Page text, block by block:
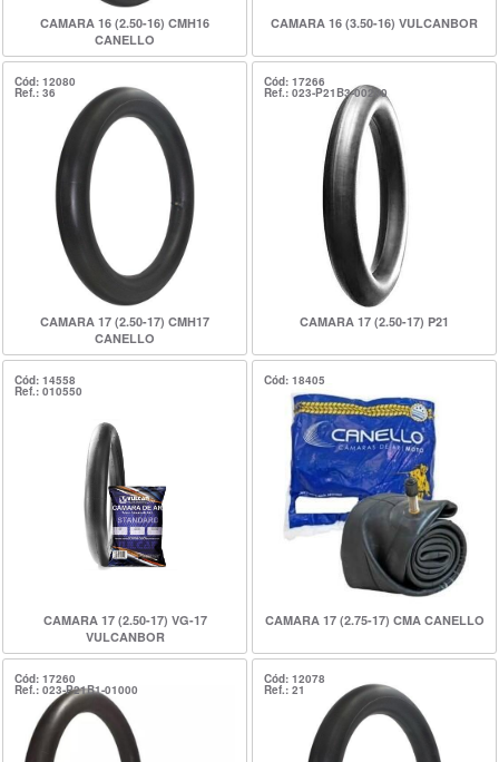
CAMARA 16 (2.50-16) CMH16
CANELLO
CAMARA 16 (3.50-16) VULCANBOR
Cód: 12080
Ref.: 36
CAMARA 17 (2.50-17) CMH17
CANELLO
Cód: 17266
Ref.: 023-P21B3-00200
CAMARA 17 (2.50-17) P21
Cód: 14558
Ref.: 010550
CAMARA 17 (2.50-17) VG-17
VULCANBOR
Cód: 18405
CAMARA 17 (2.75-17) CMA CANELLO
Cód: 17260
Ref.: 023-P21B1-01000
Cód: 12078
Ref.: 21